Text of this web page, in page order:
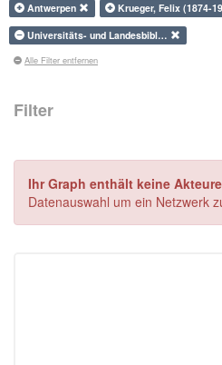
Antwerpen Krueger, Felix (1874-
Universitäts- und Landesbibl…
Alle Filter entfernen
Filter
Ihr Graph enthält keine
Datenauswahl um ein Netzwerk